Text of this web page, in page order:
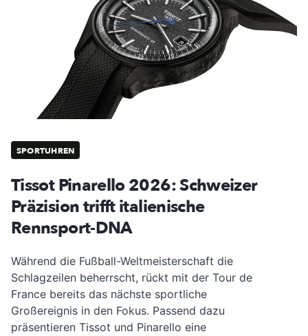
SPORTUHREN
Tissot Pinarello 2026: Schweizer
Präzision trifft italienische
Rennsport-DNA
Während die Fußball-Weltmeisterschaft die
Schlagzeilen beherrscht, rückt mit der Tour de
France bereits das nächste sportliche
Großereignis in den Fokus. Passend dazu
präsentieren Tissot und Pinarello eine